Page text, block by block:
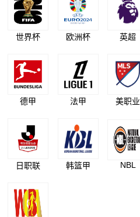
世界杯 欧洲杯 英超
德甲 法甲 美职业
日职联 韩篮甲 NBL